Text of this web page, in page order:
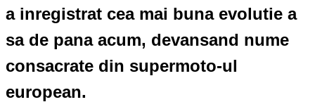
a inregistrat cea mai buna evolutie a
sa de pana acum, devansand nume
consacrate din supermoto-ul
european.